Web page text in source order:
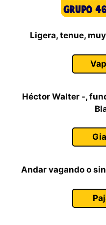
Ligera, tenue,
Héctor Walter -,
Andar vagando o